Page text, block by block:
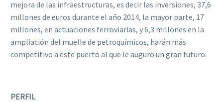
mejora de las infraestructuras, es decir las inversiones, 37,6
millones de euros durante el año 2014, la mayor parte, 17
millones, en actuaciones ferroviarias, y 6,3 millones en la
ampliación del muelle de petroquímicos, harán más
competitivo a este puerto al que le auguro un gran futuro.
PERFIL